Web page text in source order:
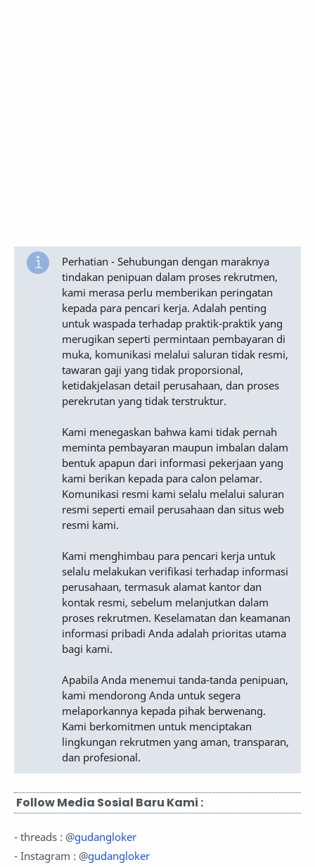
Perhatian - Sehubungan dengan maraknya
tindakan penipuan dalam proses rekrutmen,
kami merasa perlu memberikan peringatan
kepada para pencari kerja. Adalah penting
untuk waspada terhadap praktik-praktik yang
merugikan seperti permintaan pembayaran di
muka, komunikasi melalui saluran tidak resmi,
tawaran gaji yang tidak proporsional,
ketidakjelasan detail perusahaan, dan proses
perekrutan yang tidak terstruktur.
Kami menegaskan bahwa kami tidak pernah
meminta pembayaran maupun imbalan dalam
bentuk apapun dari informasi pekerjaan yang
kami berikan kepada para calon pelamar.
Komunikasi resmi kami selalu melalui saluran
resmi seperti email perusahaan dan situs web
resmi kami.
Kami menghimbau para pencari kerja untuk
selalu melakukan verifikasi terhadap informasi
perusahaan, termasuk alamat kantor dan
kontak resmi, sebelum melanjutkan dalam
proses rekrutmen. Keselamatan dan keamanan
informasi pribadi Anda adalah prioritas utama
bagi kami.
Apabila Anda menemui tanda-tanda penipuan,
kami mendorong Anda untuk segera
melaporkannya kepada pihak berwenang.
Kami berkomitmen untuk menciptakan
lingkungan rekrutmen yang aman, transparan,
dan profesional.
Follow Media Sosial Baru Kami :
- threads : @gudangloker
- Instagram : @gudangloker